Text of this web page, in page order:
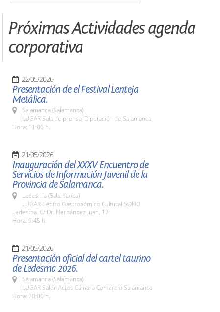
Próximas Actividades agenda
corporativa
22/05/2026
Presentación de el Festival Lenteja
Metálica.
Salamanca (Salamanca)
LUGAR Sala de prensa. Diputación de Salamanca
Hora: 11:00 h.
21/05/2026
Inauguración del XXXV Encuentro de
Servicios de Información Juvenil de la
Provincia de Salamanca.
Ledesma (Salamanca)
LUGAR Centro Gastronómico Cultural SOHO
Ledesma. C/ Dr. Hernández Juan, 17
Hora: 9:45 h.
21/05/2026
Presentación oficial del cartel taurino
de Ledesma 2026.
Salamanca (Salamanca)
LUGAR Salón Actos Cámara Comercio Salamanca
Hora: 20:00 h.